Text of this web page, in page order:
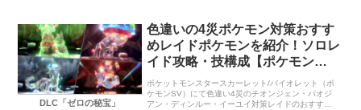
DLC「ゼロの秘宝」
色違いの4災ポケモン対策おすす
めレイドポケモンを紹介！ソロレ
イド攻略・技構成【ポケモン
SV】
ポケットモンスタースカーレット/バイオレット（ポ
ケモンSV）にて色違い4災のチオンジェン・パオジ
アン・ディンルー・イーユイ対策レイドのおすすめ